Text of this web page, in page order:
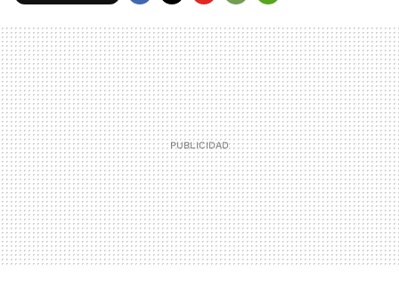
MAIL